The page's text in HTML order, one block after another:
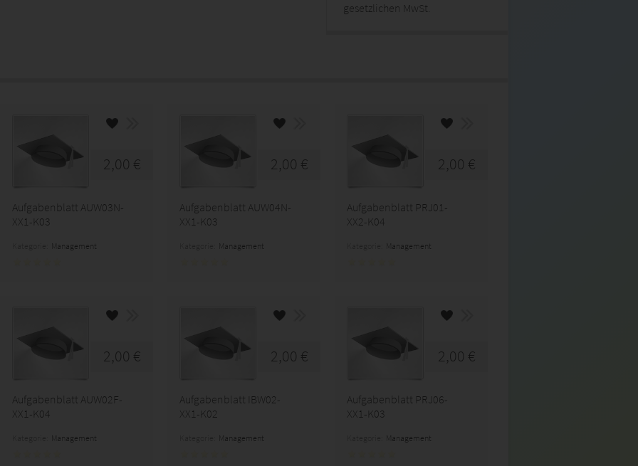
gesetzlichen MwSt.
2,00 €
Aufgabenblatt AUW03N-
XX1-K03
Management
2,00 €
Aufgabenblatt AUW04N-
XX1-K03
Management
2,00 €
Aufgabenblatt PRJ01-
XX2-K04
Management
2,00 €
Aufgabenblatt AUW02F-
XX1-K04
Management
2,00 €
Aufgabenblatt IBW02-
XX1-K02
Management
2,00 €
Aufgabenblatt PRJ06-
XX1-K03
Management